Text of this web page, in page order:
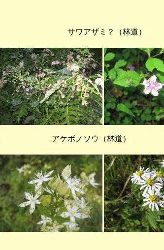
ワアザミ？（林道）
道） アケボノソウ（